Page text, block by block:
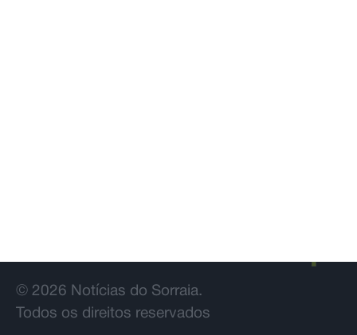
© 2026 Notícias do Sorraia.
Todos os direitos reservados